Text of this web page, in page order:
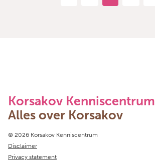
Korsakov Kenniscentrum
Alles over Korsakov
Copyright navigation
© 2026 Korsakov Kenniscentrum
Disclaimer
Privacy statement